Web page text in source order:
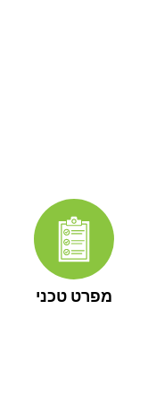
מפרט טכני